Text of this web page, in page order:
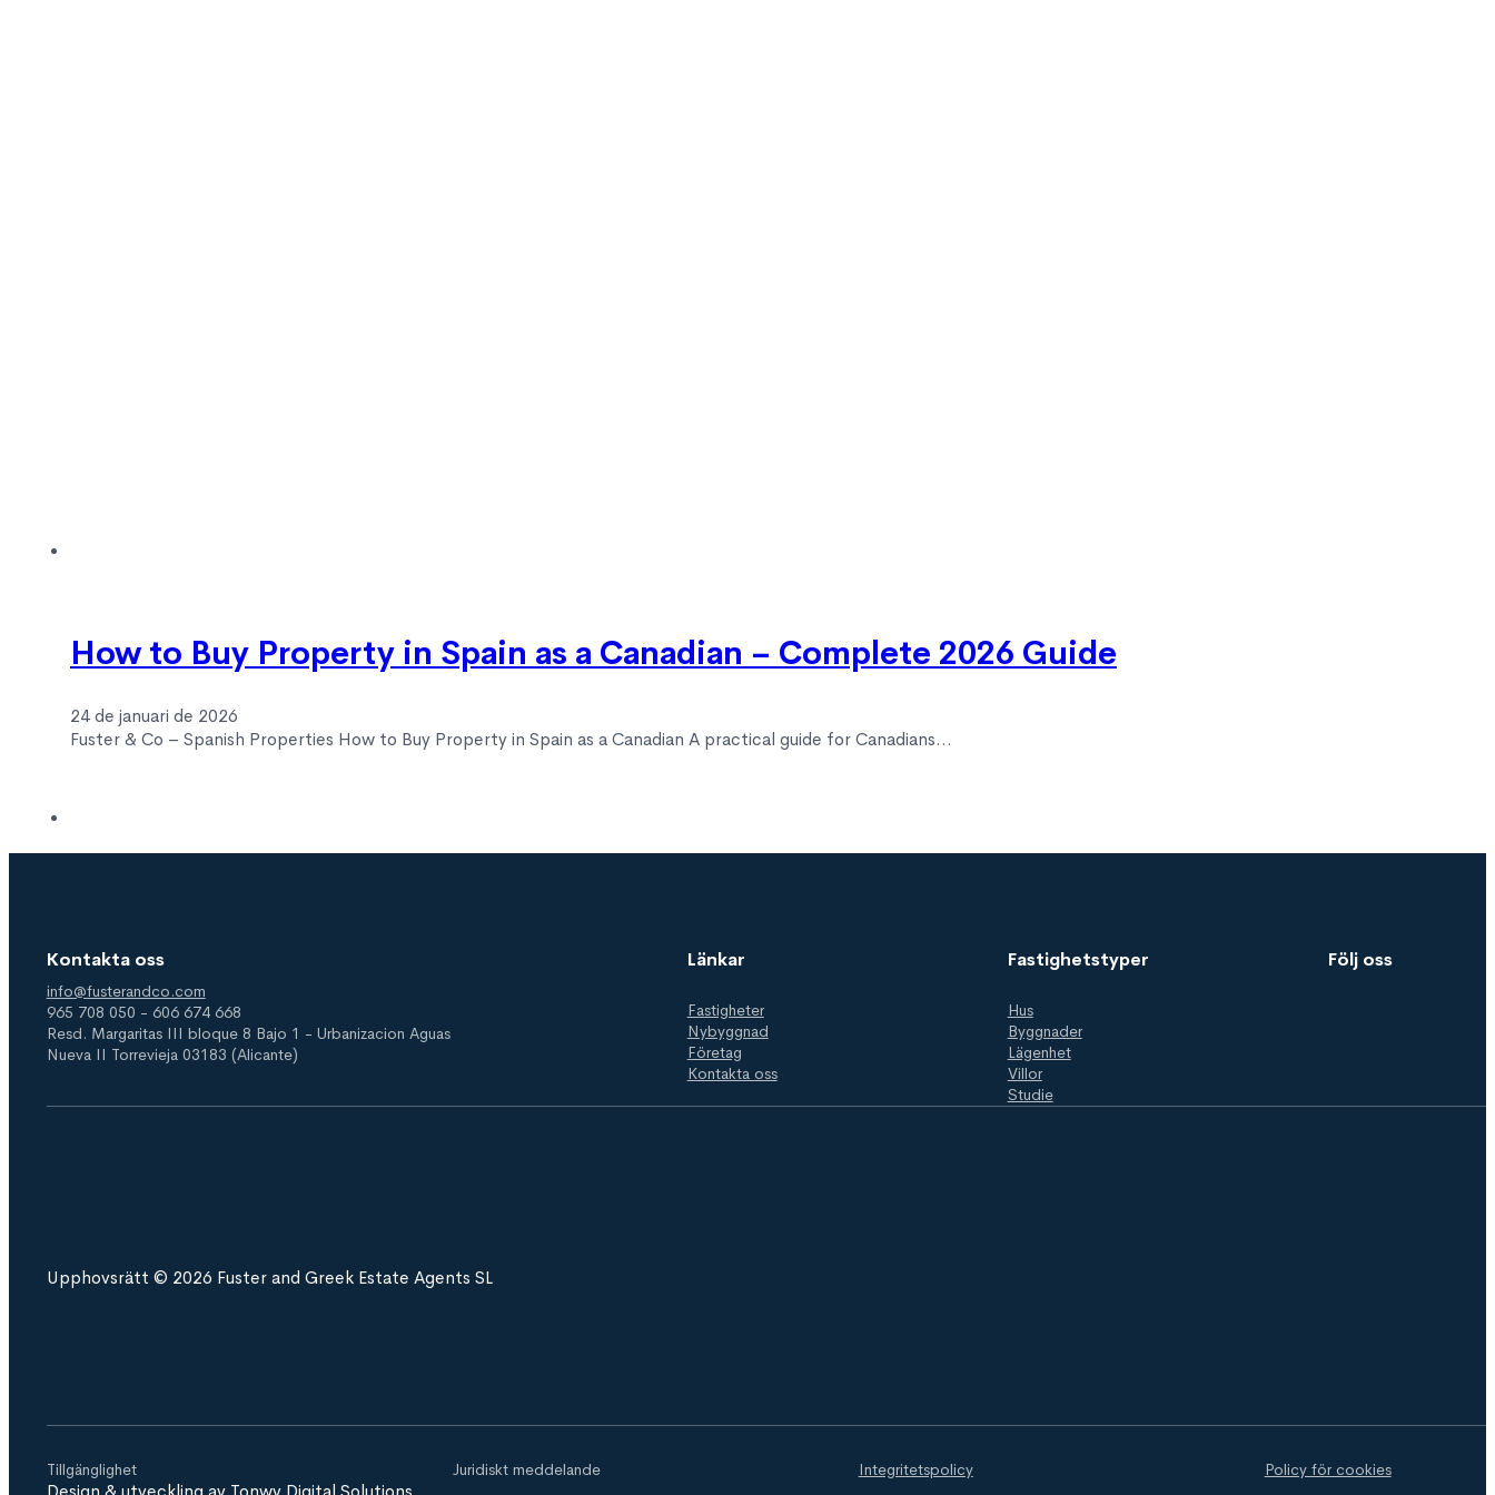
How to Buy Property in Spain as a Canadian – Complete 2026 Guide
24 de januari de 2026
Fuster & Co – Spanish Properties How to Buy Property in Spain as a Canadian A practical guide for Canadians…
Kontakta oss
info@fusterandco.com
965 708 050 - 606 674 668
Resd. Margaritas III bloque 8 Bajo 1 - Urbanizacion Aguas
Nueva II Torrevieja 03183 (Alicante)
Länkar
Fastigheter
Nybyggnad
Företag
Kontakta oss
Fastighetstyper
Hus
Byggnader
Lägenhet
Villor
Studie
Följ oss
Upphovsrätt © 2026 Fuster and Greek Estate Agents SL
Tillgänglighet Juridiskt meddelande Integritetspolicy Policy för cookies